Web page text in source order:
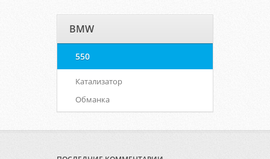
BMW
550
Катализатор
Обманка